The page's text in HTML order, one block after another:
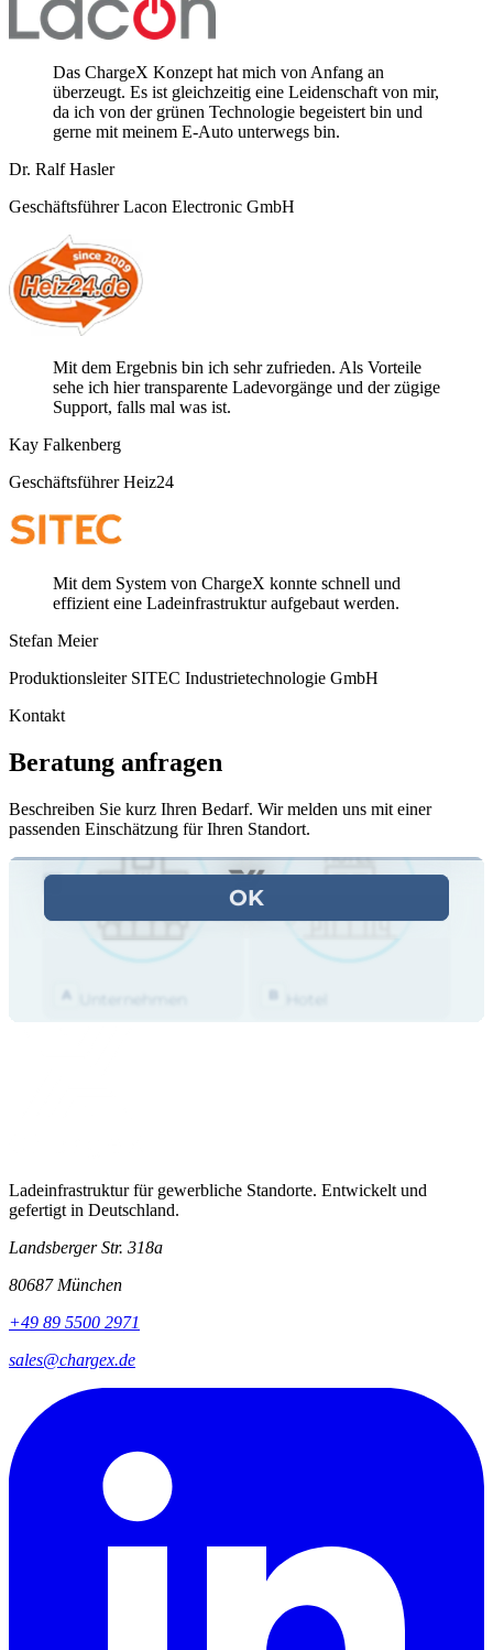
Das ChargeX Konzept hat mich von Anfang an
überzeugt. Es ist gleichzeitig eine Leidenschaft von mir,
da ich von der grünen Technologie begeistert bin und
gerne mit meinem E-Auto unterwegs bin.
Dr. Ralf Hasler
Geschäftsführer Lacon Electronic GmbH
Mit dem Ergebnis bin ich sehr zufrieden. Als Vorteile
sehe ich hier transparente Ladevorgänge und der zügige
Support, falls mal was ist.
Kay Falkenberg
Geschäftsführer Heiz24
Mit dem System von ChargeX konnte schnell und
effizient eine Ladeinfrastruktur aufgebaut werden.
Stefan Meier
Produktionsleiter SITEC Industrietechnologie GmbH
Kontakt
Beratung anfragen
Beschreiben Sie kurz Ihren Bedarf. Wir melden uns mit einer
passenden Einschätzung für Ihren Standort.
Ladeinfrastruktur für gewerbliche Standorte. Entwickelt und
gefertigt in Deutschland.
Landsberger Str. 318a
80687 München
+49 89 5500 2971
sales@chargex.de